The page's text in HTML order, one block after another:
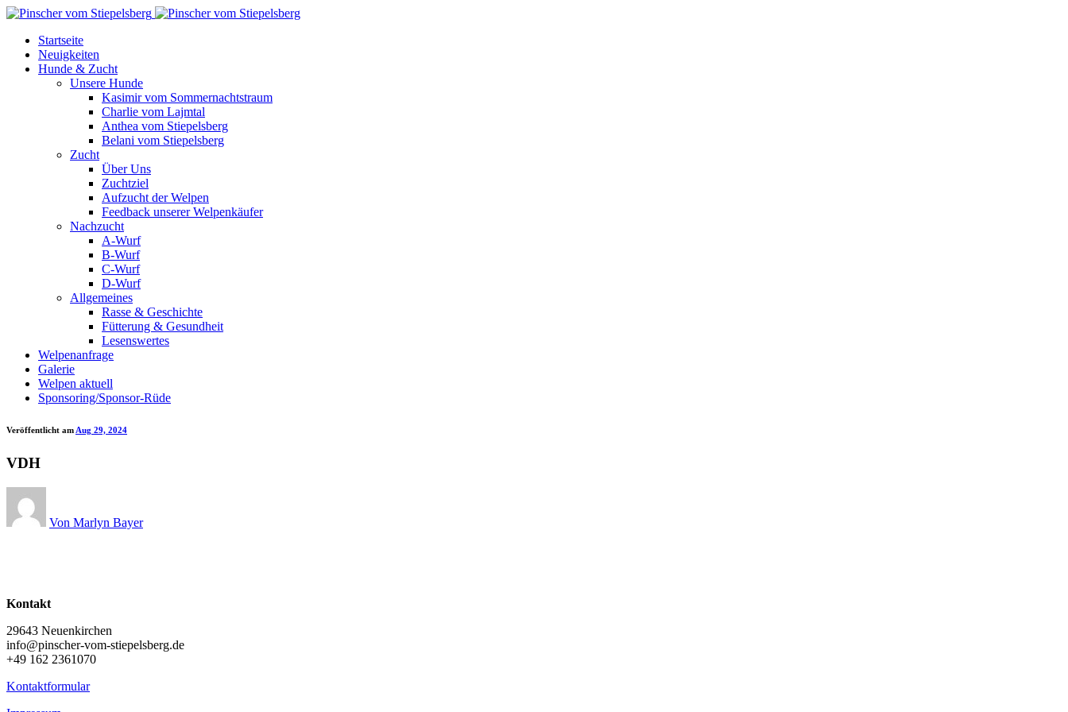
Startseite
Neuigkeiten
Hunde & Zucht
Unsere Hunde
Kasimir vom Sommernachtstraum
Charlie vom Lajmtal
Anthea vom Stiepelsberg
Belani vom Stiepelsberg
Zucht
Über Uns
Zuchtziel
Aufzucht der Welpen
Feedback unserer Welpenkäufer
Nachzucht
A-Wurf
B-Wurf
C-Wurf
D-Wurf
Allgemeines
Rasse & Geschichte
Fütterung & Gesundheit
Lesenswertes
Welpenanfrage
Galerie
Welpen aktuell
Sponsoring/Sponsor-Rüde
Veröffentlicht am Aug 29, 2024
VDH
Von Marlyn Bayer
Kontakt
29643 Neuenkirchen
info@pinscher-vom-stiepelsberg.de
+49 162 2361070
Kontaktformular